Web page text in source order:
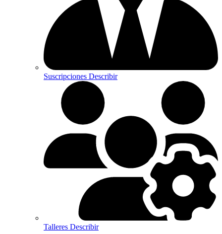
Suscripciones Describir
Talleres Describir